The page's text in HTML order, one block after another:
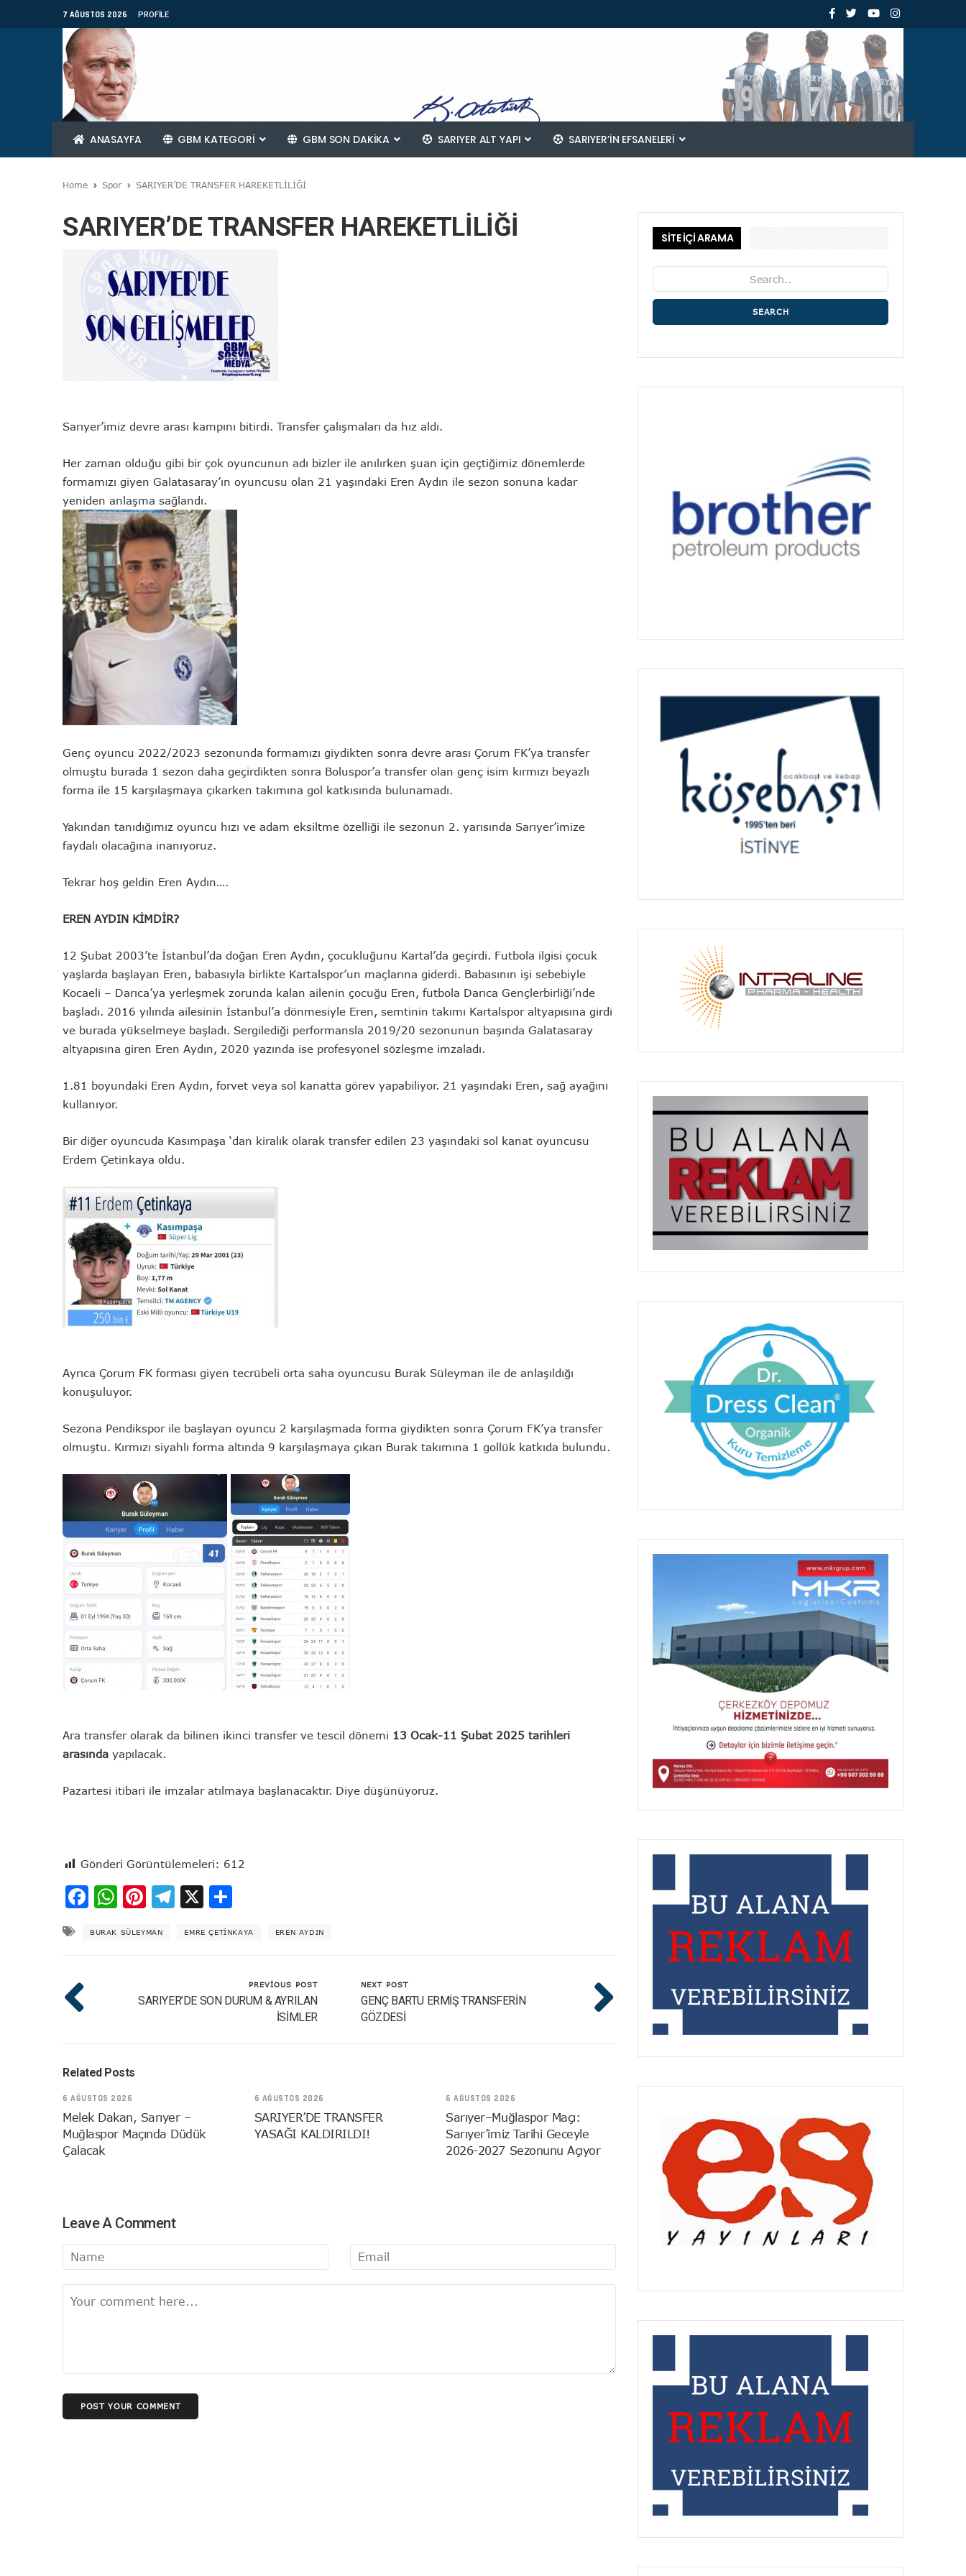
7 AĞUSTOS 2026 PROFILE
ANASAYFA GBM KATEGORİ GBM SON DAKİKA SARIYER ALT YAPI SARIYER’IN EFSANELERI
Home Spor SARIYER’DE TRANSFER HAREKETLİLİĞİ
SARIYER’DE TRANSFER HAREKETLİLİĞİ
Sarıyer’imiz devre arası kampını bitirdi. Transfer çalışmaları da hız aldı.
Her zaman olduğu gibi bir çok oyuncunun adı bizler ile anılırken şuan için geçtiğimiz dönemlerde
formamızı giyen Galatasaray’ın oyuncusu olan 21 yaşındaki Eren Aydın ile sezon sonuna kadar
yeniden anlaşma sağlandı.
Genç oyuncu 2022/2023 sezonunda formamızı giydikten sonra devre arası Çorum FK’ya transfer
olmuştu burada 1 sezon daha geçirdikten sonra Boluspor’a transfer olan genç isim kırmızı beyazlı
forma ile 15 karşılaşmaya çıkarken takımına gol katkısında bulunamadı.
Yakından tanıdığımız oyuncu hızı ve adam eksiltme özelliği ile sezonun 2. yarısında Sarıyer’imize
faydalı olacağına inanıyoruz.
Tekrar hoş geldin Eren Aydın….
EREN AYDIN KİMDİR?
12 Şubat 2003’te İstanbul’da doğan Eren Aydın, çocukluğunu Kartal’da geçirdi. Futbola ilgisi çocuk
yaşlarda başlayan Eren, babasıyla birlikte Kartalspor’un maçlarına giderdi. Babasının işi sebebiyle
Kocaeli – Darıca’ya yerleşmek zorunda kalan ailenin çocuğu Eren, futbola Darıca Gençlerbirliği’nde
başladı. 2016 yılında ailesinin İstanbul’a dönmesiyle Eren, semtinin takımı Kartalspor altyapısına girdi
ve burada yükselmeye başladı. Sergilediği performansla 2019/20 sezonunun başında Galatasaray
altyapısına giren Eren Aydın, 2020 yazında ise profesyonel sözleşme imzaladı.
1.81 boyundaki Eren Aydın, forvet veya sol kanatta görev yapabiliyor. 21 yaşındaki Eren, sağ ayağını
kullanıyor.
Bir diğer oyuncuda Kasımpaşa ‘dan kiralık olarak transfer edilen 23 yaşındaki sol kanat oyuncusu
Erdem Çetinkaya oldu.
Ayrıca Çorum FK forması giyen tecrübeli orta saha oyuncusu Burak Süleyman ile de anlaşıldığı
konuşuluyor.
Sezona Pendikspor ile başlayan oyuncu 2 karşılaşmada forma giydikten sonra Çorum FK’ya transfer
olmuştu. Kırmızı siyahlı forma altında 9 karşılaşmaya çıkan Burak takımına 1 gollük katkıda bulundu.
Ara transfer olarak da bilinen ikinci transfer ve tescil dönemi 13 Ocak-11 Şubat 2025 tarihleri
arasında yapılacak.
Pazartesi itibari ile imzalar atılmaya başlanacaktır. Diye düşünüyoruz.
Gönderi Görüntülemeleri: 612
Facebook
WhatsApp
Pinterest
Telegram
X
BURAK SÜLEYMAN EMRE ÇETINKAYA EREN AYDIN
PREVIOUS POST
SARIYER’DE SON DURUM & AYRILAN
İSİMLER
NEXT POST
GENÇ BARTU ERMİŞ TRANSFERİN
GÖZDESİ
Related Posts
6 AĞUSTOS 2026
Melek Dakan, Sarıyer –
Muğlaspor Maçında Düdük
Çalacak
6 AĞUSTOS 2026
SARIYER’DE TRANSFER
YASAĞI KALDIRILDI!
6 AĞUSTOS 2026
Sarıyer–Muğlaspor Maçı:
Sarıyer’imiz Tarihi Geceyle
2026-2027 Sezonunu Açıyor
Leave A Comment
POST YOUR COMMENT
SİTE İÇİ ARAMA
SEARCH